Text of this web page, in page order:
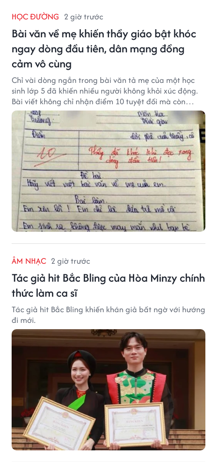
HỌC ĐƯỜNG 2 giờ trước
Bài văn về mẹ khiến thầy giáo bật khóc
ngay dòng đầu tiên, dân mạng đồng
cảm vô cùng
Chỉ vài dòng ngắn trong bài văn tả mẹ của một học
sinh lớp 5 đã khiến nhiều người không khỏi xúc động.
Bài viết không chỉ nhận điểm 10 tuyệt đối mà còn
khiến thầy giáo nghẹn ngào viết lời phê: "Thầy đã
khóc khi đọc xong dòng đầu tiên."
ÂM NHẠC 2 giờ trước
Tác giả hit Bắc Bling của Hòa Minzy chính
thức làm ca sĩ
Tác giả hit Bắc Bling khiến khán giả bất ngờ với hướng
đi mới.